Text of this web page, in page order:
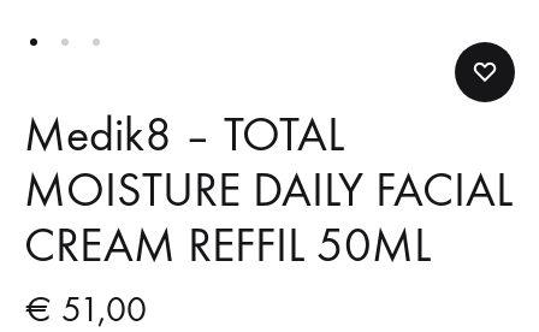
Medik8 – TOTAL
MOISTURE DAILY FACIAL
CREAM REFFIL 50ML
€ 51,00